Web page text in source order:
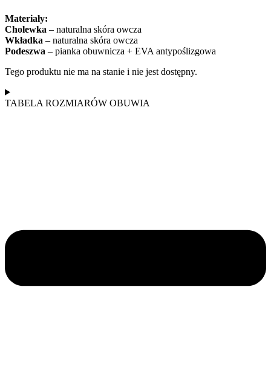
Materiały:
Cholewka – naturalna skóra owcza
Wkładka – naturalna skóra owcza
Podeszwa – pianka obuwnicza + EVA antypoślizgowa
Tego produktu nie ma na stanie i nie jest dostępny.
TABELA ROZMIARÓW OBUWIA